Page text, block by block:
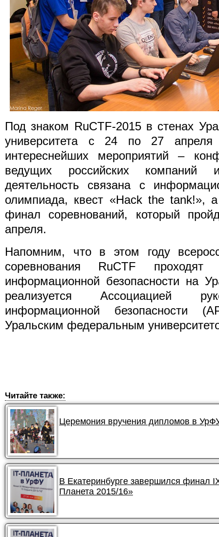
Под знаком RuCTF-2015 в стенах
университета с 24 по 27 апреля
интереснейших мероприятий –
ведущих российских компаний
деятельность связана с
олимпиада, квест «Hack the tank!»,
финал соревнований, который
апреля.
Напомним, что в этом году
соревнования RuCTF
информационной безопасности на
реализуется Ассоциацией
информационной безопасности
Уральским федеральным
Читайте также:
Церемония вручения дипломов в
В Екатеринбурге завершился финал
Планета 2015/16»